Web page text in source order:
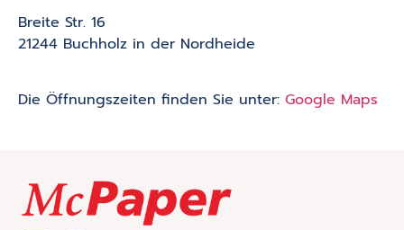
Breite Str. 16
21244 Buchholz in der Nordheide
Die Öffnungszeiten finden Sie unter: Google Maps